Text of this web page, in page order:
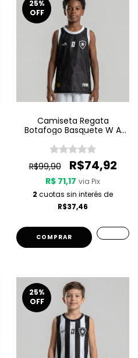
25%
OFF
Camiseta Regata
Botafogo Basquete W A
R$99,90 R$74,92
R$ 71,17 via Pix
2 cuotas sin interés de
R$37,46
COMPRAR
25%
OFF